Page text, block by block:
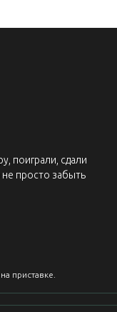
поиграли, сдали
не просто забыть
приставке.